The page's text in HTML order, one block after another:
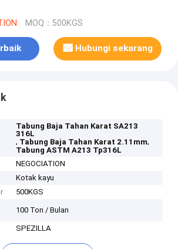
MOQ：500KGS
Hubungi sekarang
Tabung Baja Tahan Karat SA213
316L
, Tabung Baja Tahan Karat 2.11mm,
Tabung ASTM A213 Tp316L
NEGOCIATION
Kotak kayu
500KGS
100 Ton / Bulan
SPEZILLA